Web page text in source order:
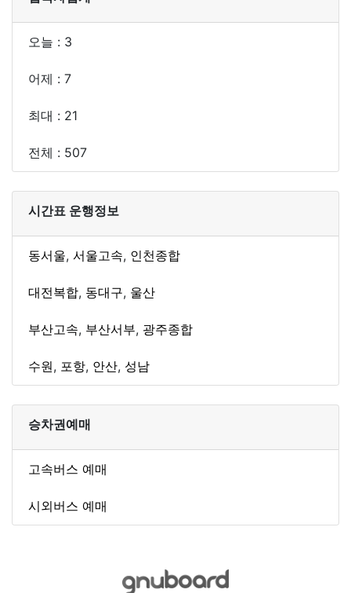
오늘 : 3
어제 : 7
최대 : 21
전체 : 507
시간표 운행정보
동서울, 서울고속, 인천종합
대전복합, 동대구, 울산
부산고속, 부산서부, 광주종합
수원, 포항, 안산, 성남
승차권예매
고속버스 예매
시외버스 예매